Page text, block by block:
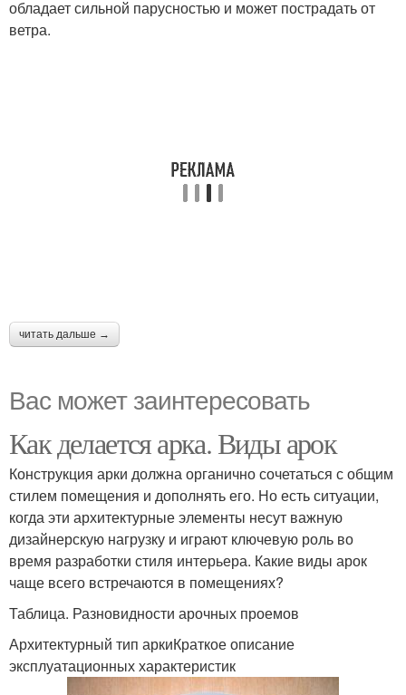
обладает сильной парусностью и может пострадать от
ветра.
читать дальше →
Вас может заинтересовать
Как делается арка. Виды арок
Конструкция арки должна органично сочетаться с общим
стилем помещения и дополнять его. Но есть ситуации,
когда эти архитектурные элементы несут важную
дизайнерскую нагрузку и играют ключевую роль во
время разработки стиля интерьера. Какие виды арок
чаще всего встречаются в помещениях?
Таблица. Разновидности арочных проемов
Архитектурный тип аркиКраткое описание
эксплуатационных характеристик